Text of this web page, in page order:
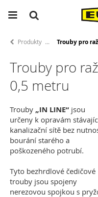
Produkty Trouby pro
Trouby pro
0,5 metru
Trouby „IN LINE“ jsou
určeny k opravám
kanalizační sítě bez
bourání starého a
poškozeného potrubí.
Tyto bezhrdlové čedičové
trouby jsou spojeny
nerezovou spojkou s